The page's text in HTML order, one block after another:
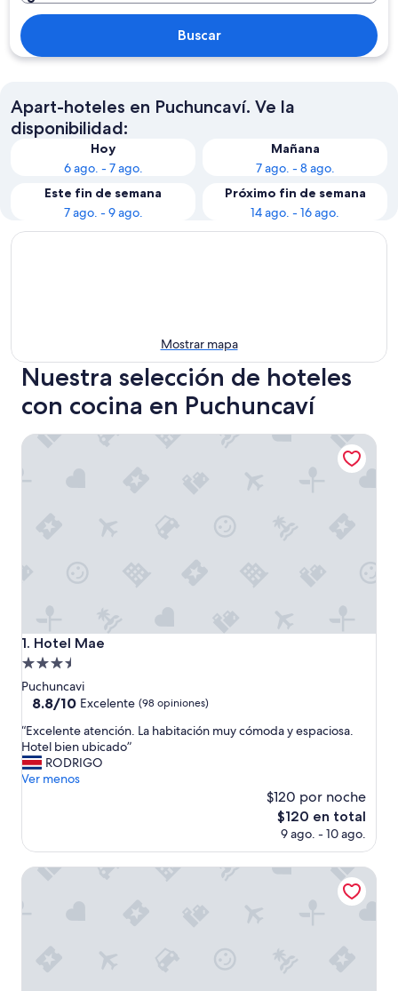
Buscar
Apart-hoteles en Puchuncaví. Ve la
disponibilidad:
Hoy
6 ago. - 7 ago.
Mañana
7 ago. - 8 ago.
Este fin de semana
7 ago. - 9 ago.
Próximo fin de semana
14 ago. - 16 ago.
Mostrar mapa
Nuestra selección de hoteles
con cocina en Puchuncaví
1. Hotel Mae
Hotel Mae
Propiedad
de
3.5
Puchuncavi
8.8
10,
Excelente,
(98
opiniones)
8.8/10 Excelente (98 opiniones)
“
E
x
c
n
e
“Excelente atención. La habitación muy cómoda y espaciosa.
Hotel bien ubicado”
RODRIGO
Ver menos
$120 por noche
El
precio
es
$120 en total
9 ago. - 10 ago.
Hotel Mae
Habitamar Maitencillo